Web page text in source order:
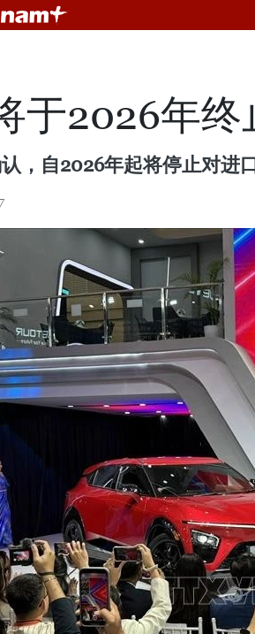
于2026年
，自2026年起将停止对进